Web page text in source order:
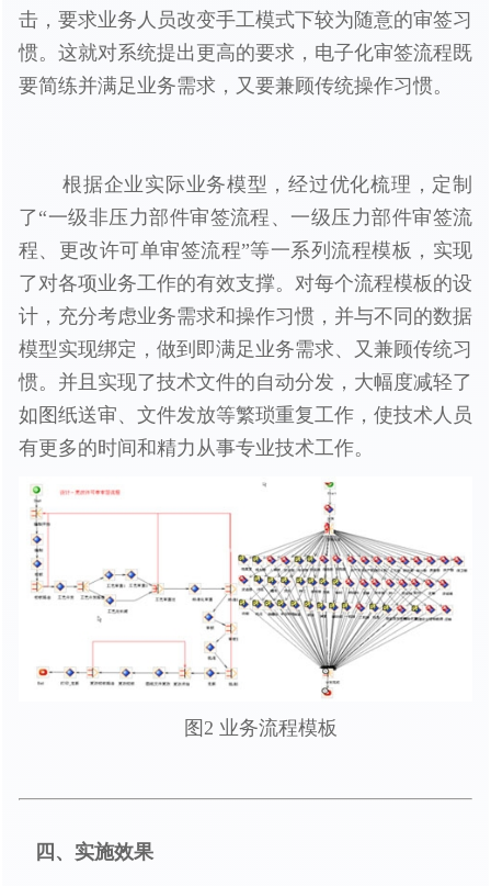
击，要求业务人员改变手工模式下较为随意的审签习
惯。这就对系统提出更高的要求，电子化审签流程既
要简练并满足业务需求，又要兼顾传统操作习惯。
根据企业实际业务模型，经过优化梳理，定制
了“一级非压力部件审签流程、一级压力部件审签流
程、更改许可单审签流程”等一系列流程模板，实现
了对各项业务工作的有效支撑。对每个流程模板的设
计，充分考虑业务需求和操作习惯，并与不同的数据
模型实现绑定，做到即满足业务需求、又兼顾传统习
惯。并且实现了技术文件的自动分发，大幅度减轻了
如图纸送审、文件发放等繁琐重复工作，使技术人员
有更多的时间和精力从事专业技术工作。
图2 业务流程模板
四、实施效果